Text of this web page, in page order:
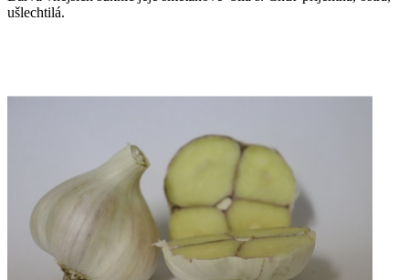
ušlechtilá.